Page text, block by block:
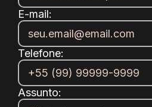
E-mail:
Telefone:
Assunto: